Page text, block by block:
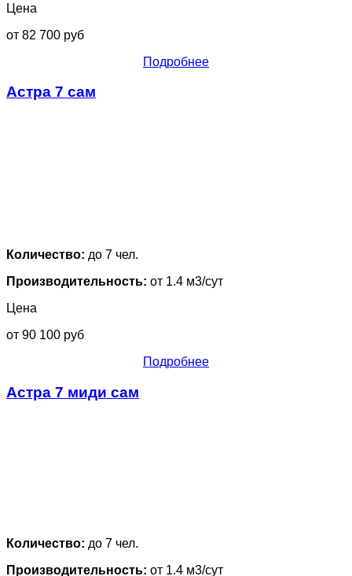
Цена
от 82 700 руб
Подробнее
Астра 7 сам
Количество: до 7 чел.
Производительность: от 1.4 м3/сут
Цена
от 90 100 руб
Подробнее
Астра 7 миди сам
Количество: до 7 чел.
Производительность: от 1.4 м3/сут